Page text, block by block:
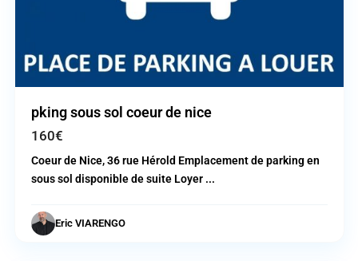
pking sous sol coeur de nice
160€
Coeur de Nice, 36 rue Hérold Emplacement de parking en
sous sol disponible de suite Loyer ...
Eric VIARENGO